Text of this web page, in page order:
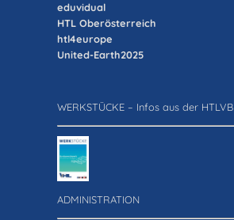
eduvidual
HTL Oberösterreich
htl4europe
United-Earth2025
WERKSTÜCKE – Infos aus der HTLVB
ADMINISTRATION